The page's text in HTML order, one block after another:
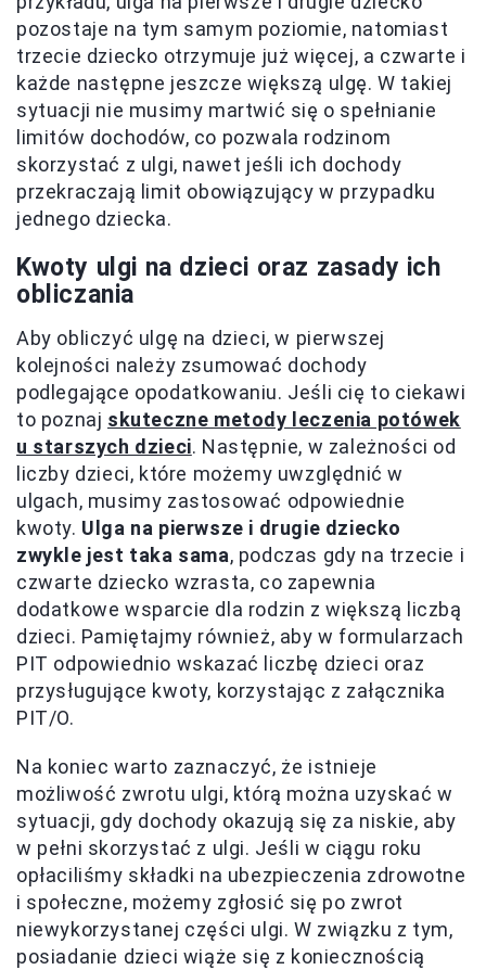
pozostaje na tym samym poziomie, natomiast
trzecie dziecko otrzymuje już więcej, a czwarte i
każde następne jeszcze większą ulgę. W takiej
sytuacji nie musimy martwić się o spełnianie
limitów dochodów, co pozwala rodzinom
skorzystać z ulgi, nawet jeśli ich dochody
przekraczają limit obowiązujący w przypadku
jednego dziecka.
Kwoty ulgi na dzieci oraz zasady ich
obliczania
Aby obliczyć ulgę na dzieci, w pierwszej
kolejności należy zsumować dochody
podlegające opodatkowaniu. Jeśli cię to ciekawi
to poznaj skuteczne metody leczenia potówek
u starszych dzieci. Następnie, w zależności od
liczby dzieci, które możemy uwzględnić w
ulgach, musimy zastosować odpowiednie
kwoty. Ulga na pierwsze i drugie dziecko
zwykle jest taka sama, podczas gdy na trzecie i
czwarte dziecko wzrasta, co zapewnia
dodatkowe wsparcie dla rodzin z większą liczbą
dzieci. Pamiętajmy również, aby w formularzach
PIT odpowiednio wskazać liczbę dzieci oraz
przysługujące kwoty, korzystając z załącznika
PIT/O.
Na koniec warto zaznaczyć, że istnieje
możliwość zwrotu ulgi, którą można uzyskać w
sytuacji, gdy dochody okazują się za niskie, aby
w pełni skorzystać z ulgi. Jeśli w ciągu roku
opłaciliśmy składki na ubezpieczenia zdrowotne
i społeczne, możemy zgłosić się po zwrot
niewykorzystanej części ulgi. W związku z tym,
posiadanie dzieci wiąże się z koniecznością